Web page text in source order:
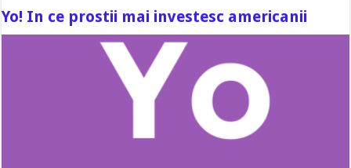
Yo! In ce prostii mai investesc americanii